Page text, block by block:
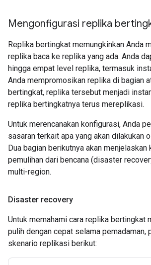
Mengonfigurasi replika
Replika bertingkat memungkinkan Anda
replika baca ke replika yang ada. Anda
hingga empat level replika, termasuk
Anda mempromosikan replika di bagian
bertingkat, replika tersebut menjadi
replika bertingkatnya terus mereplikasi.
Untuk merencanakan konfigurasi, Anda
sasaran terkait apa yang akan dilakukan
Dua bagian berikutnya akan menjelaskan
pemulihan dari bencana (disaster
multi-region.
Disaster recovery
Untuk memahami cara replika bertingkat
pulih dengan cepat selama pemadaman,
skenario replikasi berikut: